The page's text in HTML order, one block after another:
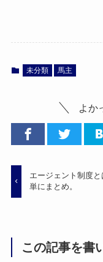
未分類 馬主
よか
エージェント制度
単にまとめ。
この記事を書